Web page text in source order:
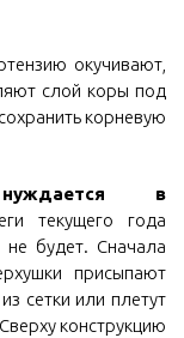
окучивают,
слой коры под
корневую
нуждается в
текущего года
будет. Сначала
присыпают
сетки или плетут
конструкцию